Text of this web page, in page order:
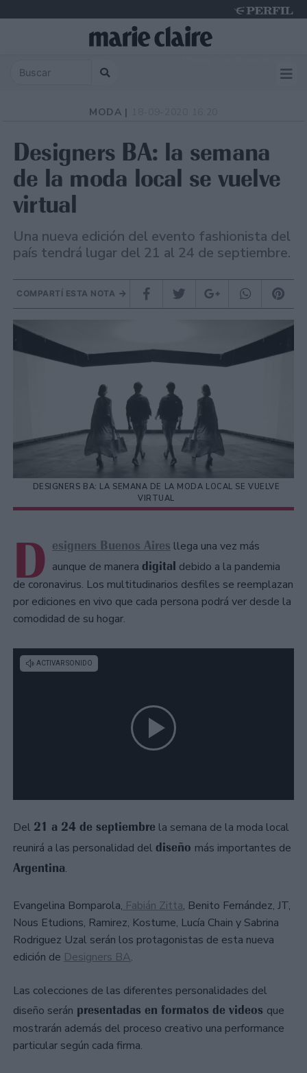
MODA |
Designers BA: la semana
de la moda local se vuelve
virtual
Una nueva edición del evento fashionista del
país tendrá lugar del 21 al 24 de septiembre.
COMPARTÍ ESTA NOTA
DESIGNERS BA: LA SEMANA DE LA MODA LOCAL SE VUELVE
VIRTUAL
D esigners Buenos Aires llega una vez más
aunque de manera digital debido a la pandemia
de coronavirus. Los multitudinarios desfiles se reemplazan
por ediciones en vivo que cada persona podrá ver desde la
comodidad de su hogar.
Del 21 a 24 de septiembre la semana de la moda local
reunirá a las personalidad del diseño más importantes de
Argentina.
Evangelina Bomparola, Fabián Zitta, Benito Fernández, JT,
Nous Etudions, Ramirez, Kostume, Lucía Chain y Sabrina
Rodriguez Uzal serán los protagonistas de esta nueva
edición de Designers BA.
Las colecciones de las diferentes personalidades del
diseño serán presentadas en formatos de videos que
mostrarán además del proceso creativo una performance
particular según cada firma.